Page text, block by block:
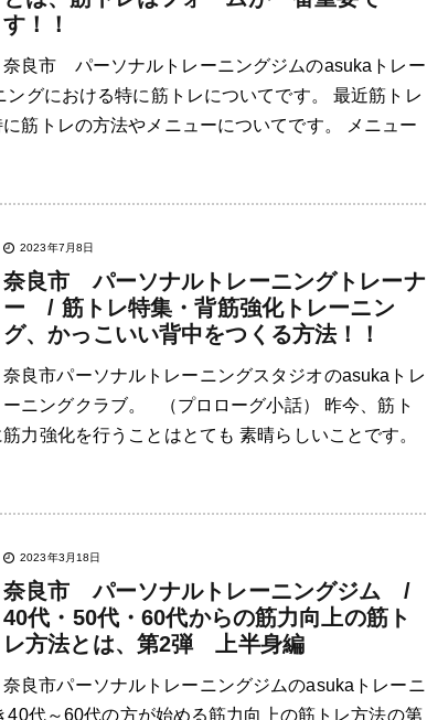
す！！
奈良市 パーソナルトレーニングジムのasukaトレー
グにおける特に筋トレについてです。 最近筋トレ
筋トレの方法やメニューについてです。 メニュー
2023年7月8日
奈良市 パーソナルトレーニングトレーナ
ー / 筋トレ特集・背筋強化トレーニン
グ、かっこいい背中をつくる方法！！
奈良市パーソナルトレーニングスタジオのasukaトレ
ーニングクラブ。 （プロローグ小話） 昨今、筋ト
力強化を行うことはとても 素晴らしいことです。
2023年3月18日
奈良市 パーソナルトレーニングジム /
40代・50代・60代からの筋力向上の筋ト
レ方法とは、第2弾 上半身編
奈良市パーソナルトレーニングジムのasukaトレーニ
40代～60代の方が始める筋力向上の筋トレ方法の第